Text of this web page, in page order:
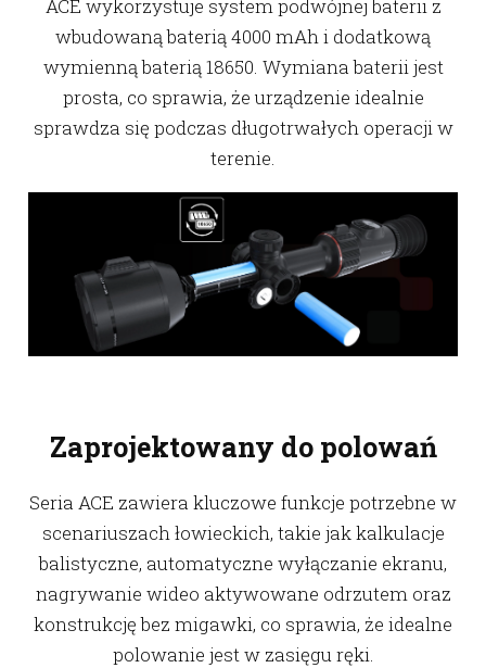
ACE wykorzystuje system podwójnej baterii z
wbudowaną baterią 4000 mAh i dodatkową
wymienną baterią 18650. Wymiana baterii jest
prosta, co sprawia, że urządzenie idealnie
sprawdza się podczas długotrwałych operacji w
terenie.
Zaprojektowany do polowań
Seria ACE zawiera kluczowe funkcje potrzebne w
scenariuszach łowieckich, takie jak kalkulacje
balistyczne, automatyczne wyłączanie ekranu,
nagrywanie wideo aktywowane odrzutem oraz
konstrukcję bez migawki, co sprawia, że idealne
polowanie jest w zasięgu ręki.